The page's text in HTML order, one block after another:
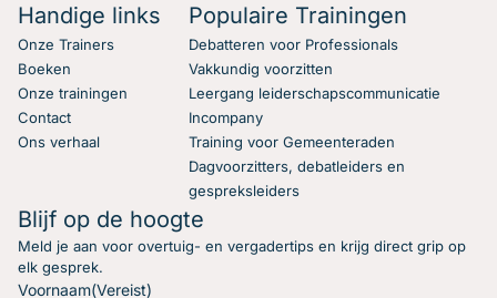
Handige links
Onze Trainers
Boeken
Onze trainingen
Contact
Ons verhaal
Populaire Trainingen
Debatteren voor Professionals
Vakkundig voorzitten
Leergang leiderschapscommunicatie
Incompany
Training voor Gemeenteraden
Dagvoorzitters, debatleiders en
gespreksleiders
Blijf op de hoogte
Meld je aan voor overtuig- en vergadertips en krijg direct grip op
elk gesprek.
Voornaam(Vereist)